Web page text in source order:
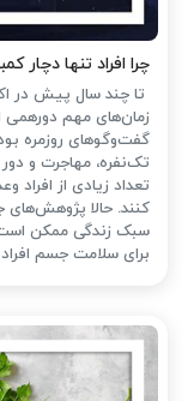
چرا افراد تنها دچار
تا چند سال پیش در
زمان‌های مهم دورهمی
گفت‌وگوهای روزمره
تک‌نفره، مهاجرت و
تعداد زیادی از
کنند. حالا
سبک زندگی ممکن است
برای سلامت جسم